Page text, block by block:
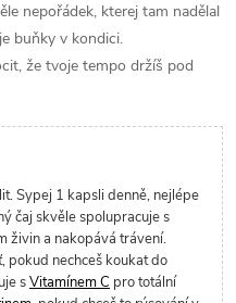
nepořádek, kterej tam nadělal
buňky v kondici.
že tvoje tempo držíš pod
Sypej 1 kapsli denně, nejlépe
čaj skvěle spolupracuje s
živin a nakopává trávení.
pokud nechceš koukat do
sVitamínem C pro totální